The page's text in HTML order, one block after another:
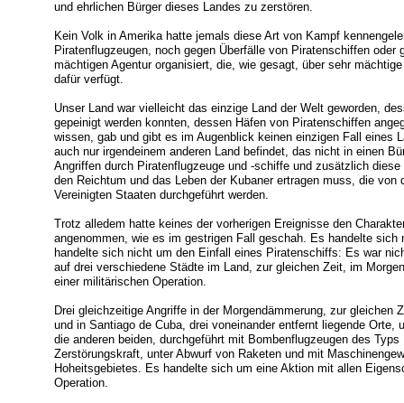
und ehrlichen Bürger dieses Landes zu zerstören.
Kein Volk in Amerika hatte jemals diese Art von Kampf
Piratenflugzeugen, noch gegen Überfälle von Piratenschiffen oder
mächtigen Agentur organisiert, die, wie gesagt, über sehr
dafür verfügt.
Unser Land war vielleicht das einzige Land der Welt geworden,
gepeinigt werden konnten, dessen Häfen von Piratenschiffen
wissen, gab und gibt es im Augenblick keinen einzigen Fall eines
auch nur irgendeinem anderen Land befindet, das nicht in einen
Angriffen durch Piratenflugzeuge und -schiffe und zusätzlich
den Reichtum und das Leben der Kubaner ertragen muss, die von
Vereinigten Staaten durchgeführt werden.
Trotz alledem hatte keines der vorherigen Ereignisse den
angenommen, wie es im gestrigen Fall geschah. Es handelte
handelte sich nicht um den Einfall eines Piratenschiffs: Es war
auf drei verschiedene Städte im Land, zur gleichen Zeit, im
einer militärischen Operation.
Drei gleichzeitige Angriffe in der Morgendämmerung, zur gleichen
und in Santiago de Cuba, drei voneinander entfernt liegende Orte,
die anderen beiden, durchgeführt mit Bombenflugzeugen des
Zerstörungskraft, unter Abwurf von Raketen und mit
Hoheitsgebietes. Es handelte sich um eine Aktion mit allen
Operation.